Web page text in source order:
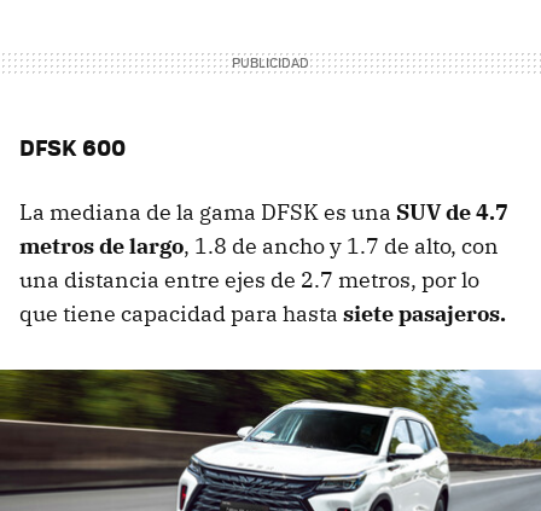
DFSK 600
La mediana de la gama DFSK es una SUV de 4.7
metros de largo, 1.8 de ancho y 1.7 de alto, con
una distancia entre ejes de 2.7 metros, por lo
que tiene capacidad para hasta siete pasajeros.